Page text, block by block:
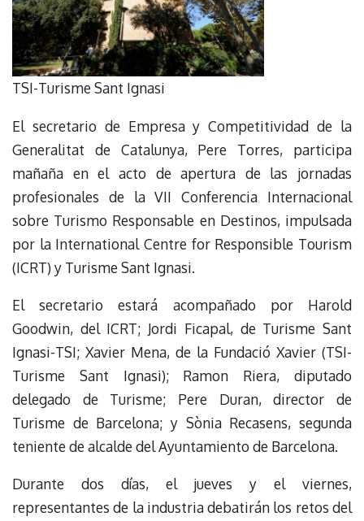
TSI-Turisme Sant Ignasi
El secretario de Empresa y Competitividad de la
Generalitat de Catalunya, Pere Torres, participa
mañaña en el acto de apertura de las jornadas
profesionales de la VII Conferencia Internacional
sobre Turismo Responsable en Destinos, impulsada
por la International Centre for Responsible Tourism
(ICRT) y Turisme Sant Ignasi.
El secretario estará acompañado por Harold
Goodwin, del ICRT; Jordi Ficapal, de Turisme Sant
Ignasi-TSI; Xavier Mena, de la Fundació Xavier (TSI-
Turisme Sant Ignasi); Ramon Riera, diputado
delegado de Turisme; Pere Duran, director de
Turisme de Barcelona; y Sònia Recasens, segunda
teniente de alcalde del Ayuntamiento de Barcelona.
Durante dos días, el jueves y el viernes,
representantes de la industria debatirán los retos del